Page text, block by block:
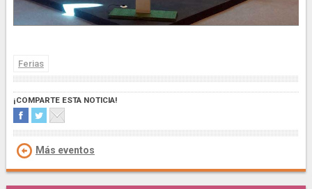
Ferias
¡COMPARTE ESTA NOTICIA!
Más eventos